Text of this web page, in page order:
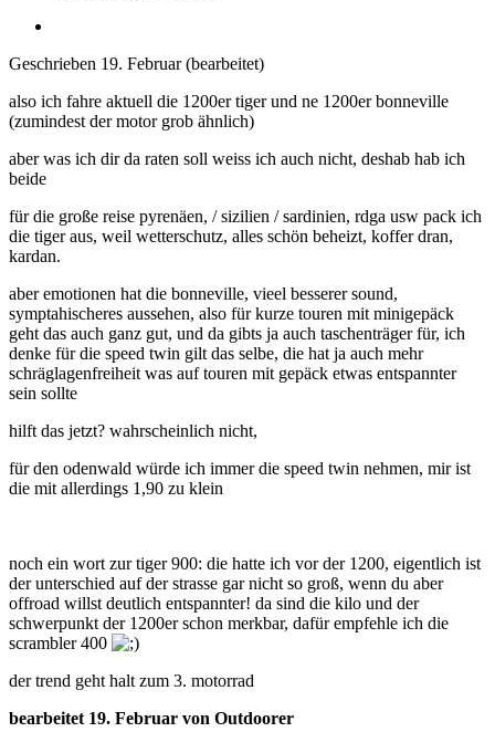
Geschrieben 19. Februar(bearbeitet)
also ich fahre aktuell die 1200er tiger und ne 1200er bonneville
(zumindest der motor grob ähnlich)
aber was ich dir da raten soll weiss ich auch nicht, deshab hab ich
beide
für die große reise pyrenäen, / sizilien / sardinien, rdga usw pack ich
die tiger aus, weil wetterschutz, alles schön beheizt, koffer dran,
kardan.
aber emotionen hat die bonneville, vieel besserer sound,
symptahischeres aussehen, also für kurze touren mit minigepäck
geht das auch ganz gut, und da gibts ja auch taschenträger für, ich
denke für die speed twin gilt das selbe, die hat ja auch mehr
schräglagenfreiheit was auf touren mit gepäck etwas entspannter
sein sollte
hilft das jetzt? wahrscheinlich nicht,
für den odenwald würde ich immer die speed twin nehmen, mir ist
die mit allerdings 1,90 zu klein
noch ein wort zur tiger 900: die hatte ich vor der 1200, eigentlich ist
der unterschied auf der strasse gar nicht so groß, wenn du aber
offroad willst deutlich entspannter! da sind die kilo und der
schwerpunkt der 1200er schon merkbar, dafür empfehle ich die
scrambler 400
der trend geht halt zum 3. motorrad
bearbeitet 19. Februar von Outdoorer